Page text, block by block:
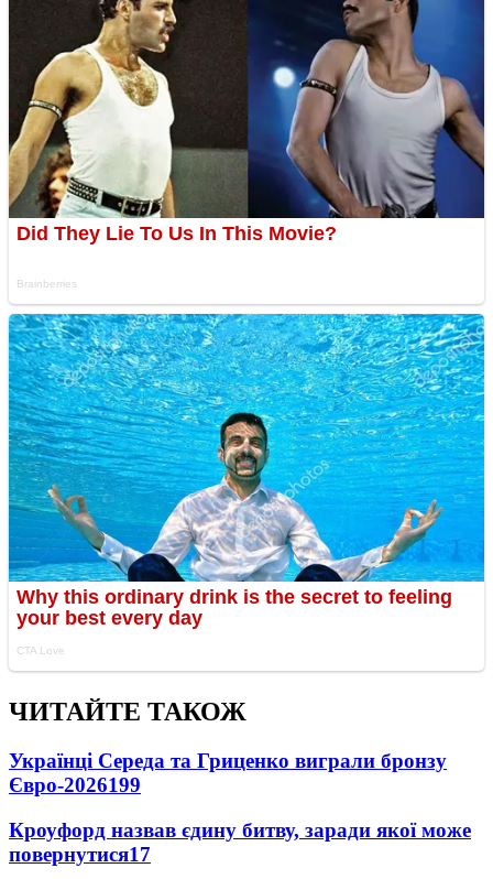
ЧИТАЙТЕ ТАКОЖ
Українці Середа та Гриценко виграли бронзу
Євро-2026199
Кроуфорд назвав єдину битву, заради якої може
повернутися17